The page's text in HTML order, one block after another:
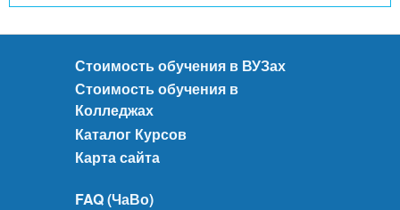
Стоимость обучения в ВУЗах
Стоимость обучения в
Колледжах
Каталог Курсов
Карта сайта
FAQ (ЧаВо)